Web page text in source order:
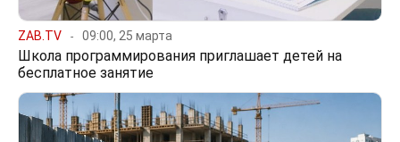
ZAB.TV 09:00, 25 марта
Школа программирования приглашает детей на
бесплатное занятие